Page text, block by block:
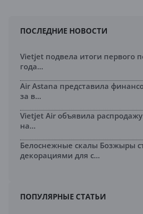
ПОСЛЕДНИЕ НОВОСТИ
Vietjet подвела итоги первого
года...
Air Astana представила
за в...
Vietjet Air объявила
на...
Белоснежные скалы Бозжыры
декорациями для с...
ПОПУЛЯРНЫЕ СТАТЬИ